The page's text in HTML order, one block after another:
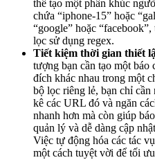
thể tạo một phân khúc
chứa “iphone-15” hoặc
“google” hoặc
lọc sử dụng regex.
Tiết kiệm thời gian thiết
tượng bạn cần tạo một báo
đích khác nhau trong một
bộ lọc riêng lẻ, bạn chỉ
kê các URL đó và ngăn
nhanh hơn mà còn giúp
quản lý và dễ dàng cập
Việc tự động hóa các tác
một cách tuyệt vời để tối